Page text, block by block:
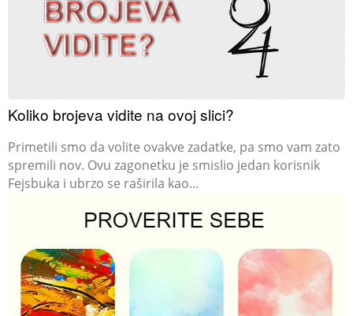
Koliko brojeva vidite na ovoj slici?
Primetili smo da volite ovakve zadatke, pa smo vam zato
spremili nov. Ovu zagonetku je smislio jedan korisnik
Fejsbuka i ubrzo se raširila kao...